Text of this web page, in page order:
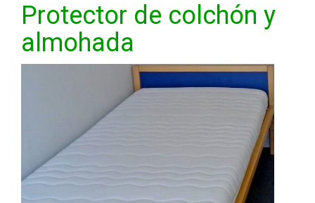
Protector de colchón y
almohada